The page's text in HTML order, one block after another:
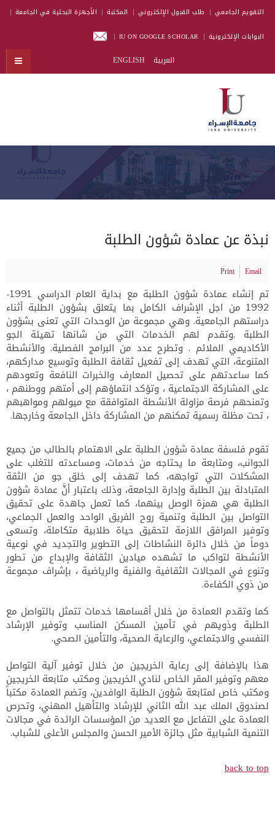
التقويم الجامعي طلب القبول الإلكتروني المكتبة الأجهزة البحثية في الجامعة
البوابات الإلكترونية IU ON GOOGLE SCHOLAR
العربية ENGLISH
نبذة عن عمادة شؤون الطلبة
Print Email
تم إنشاء عمادة شؤون الطلبة مع بداية العام الدراسي 1991-
1992 من اجل الإشراف الكامل بما يتعلق بشؤون الطلبة أثناء
دراستهم الجامعية. وهي مجموعة من الوحدات التي تعنى بشؤون
الطلبة .وتقدم لهم الخدمات التي من شانها تهيئة الجو
الأكاديمي الملائم . وتطرح عدد من البرامج الفصلية. والأنشطة
المتنوعة، التي تهدف إلى تفعيل ثقافة الطلبة وتوسيع مداركهم،
كما ساعدتهم على تحصيل المعارف والخبرات النافعة وتعودهم
على المشاركة الاجتماعية ، وتؤكد انتماؤهم إلى أمتهم ووطنهم ،
وتمنحهم فرصة مزاولة الأنشطة المتوافقة مع ميولهم ومواهبهم
، تحت مظلة رسمية تمكنهم من المشاركة داخل الجامعة وخارجها.
تقوم فلسفة عمادة شؤون الطلبة على الاهتمام بالطالب من جميع
الجوانب، ومتابعة ما يحتاجه من خدمات، ومساعدته للتغلب على
المشكلات التي تواجهه، كما تهدف إلى خلق جو من الثقة
المتبادلة بين الطلبة وإدارة الجامعة، وذلك باعتبار أنَّ عمادة شؤون
الطلبة هي همزة الوصل بينهما، كما تعمل جاهدة على تحقيق
التواصل بين الطلبة وتنمية روح الفريق الواحد والعمل الجماعي،
وتوفير المرافق اللازمة لتحقيق حياة طلابية متكاملة، وتسعى
دوماً من خلال دائرة النشاطات إلى التطوير والتجديد في نوعية
الأنشطة لتواكب ما تشهده ميادين الثقافة والإبداع من تطور
وتنوع في المجالات الثقافية والفنية والرياضية ، بإشراف مجموعة
من ذوي الكفاءة.
كما وتقدم العمادة من خلال أقسامها خدمات تتمثل بالتواصل مع
الطلبة وذويهم في تأمين المسكن المناسب وتوفير الإرشاد
النفسي والاجتماعي، والرعاية الصحية، والتأمين الصحي.
هذا بالإضافة إلى رعاية الخريجين من خلال توفير آلية التواصل
معهم وتوفير المقر الخاص لنادي الخريجين ومكتب متابعة الخريجين
ومكتب خاص لمتابعة شؤون الطلبة الوافدين، وتضم العمادة مكتباً
لصندوق الملك عبد الله الثاني للإرشاد والتأهيل المهني، وتحرص
العمادة على التفاعل مع العديد من المؤسسات الرائدة في مجالات
التنمية الشبابية مثل جائزة الأمير الحسن والمجلس الأعلى للشباب.
back to top